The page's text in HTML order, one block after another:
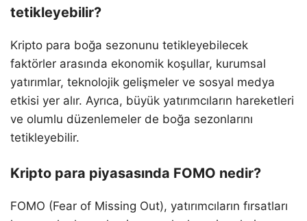
tetikleyebilir?
Kripto para boğa sezonunu tetikleyebilecek
faktörler arasında ekonomik koşullar, kurumsal
yatırımlar, teknolojik gelişmeler ve sosyal medya
etkisi yer alır. Ayrıca, büyük yatırımcıların hareketleri
ve olumlu düzenlemeler de boğa sezonlarını
tetikleyebilir.
Kripto para piyasasında FOMO nedir?
FOMO (Fear of Missing Out), yatırımcıların fırsatları